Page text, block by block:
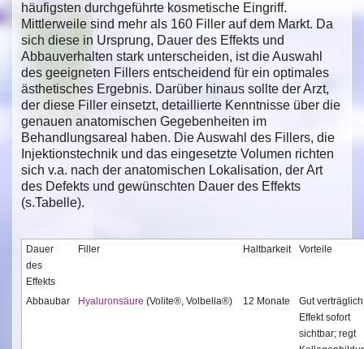
häufigsten durchgeführte kosmetische Eingriff.
Mittlerweile sind mehr als 160 Filler auf dem Markt. Da
sich diese in Ursprung, Dauer des Effekts und
Abbauverhalten stark unterscheiden, ist die Auswahl
des geeigneten Fillers entscheidend für ein optimales
ästhetisches Ergebnis. Darüber hinaus sollte der Arzt,
der diese Filler einsetzt, detaillierte Kenntnisse über die
genauen anatomischen Gegebenheiten im
Behandlungsareal haben. Die Auswahl des Fillers, die
Injektionstechnik und das eingesetzte Volumen richten
sich v.a. nach der anatomischen Lokalisation, der Art
des Defekts und gewünschten Dauer des Effekts
(s.Tabelle).
Dauer
des
Effekts
Filler Haltbarkeit Vorteile
Abbaubar Hyaluronsäure (Volite®, Volbella®) 12 Monate
Gut
Effekt sofort
sichtbar; regt